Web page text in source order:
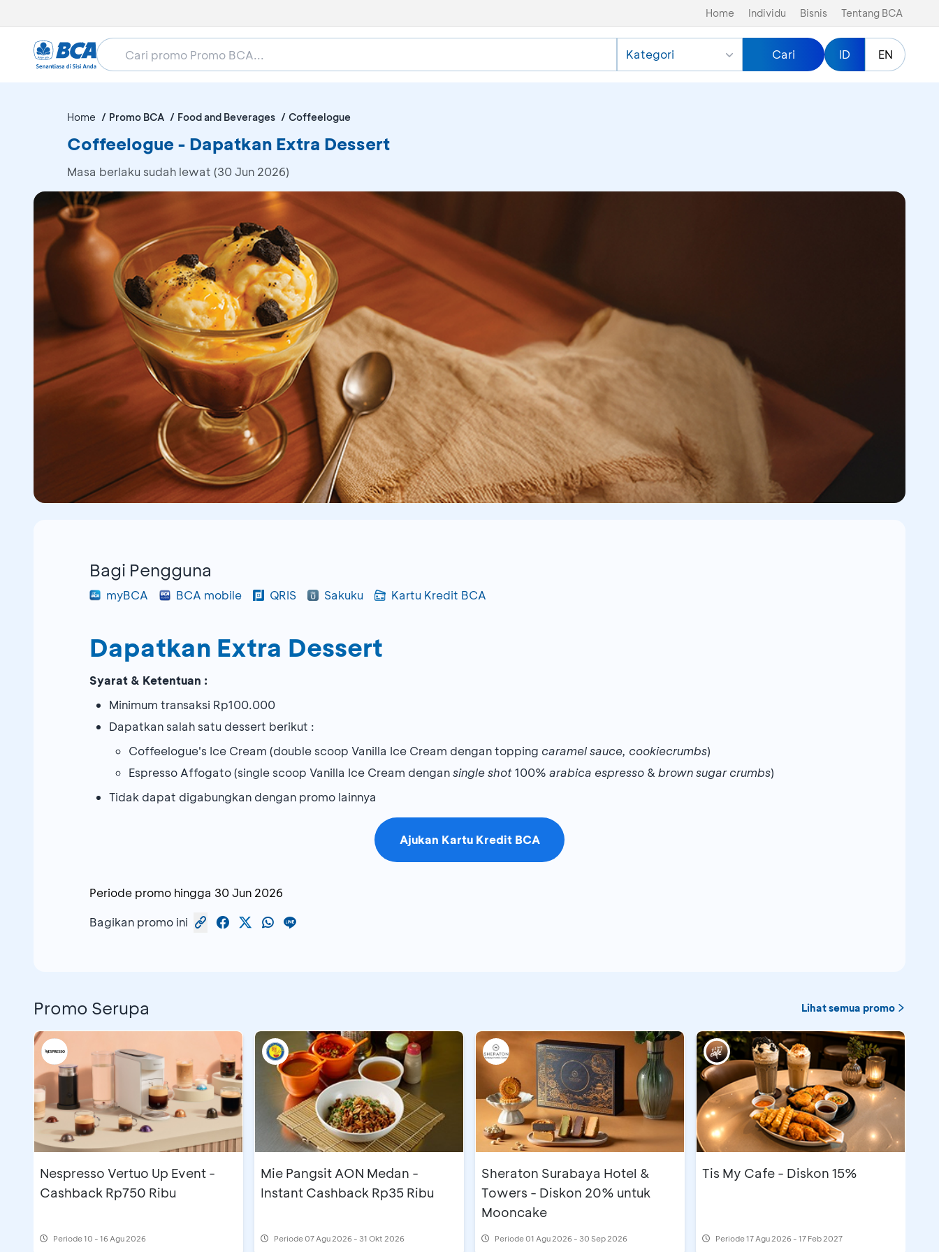
Home Individu Bisnis Tentang BCA
Kategori Cari ID EN
Home Promo BCA Food and Beverages Coffeelogue
Coffeelogue - Dapatkan Extra Dessert
Masa berlaku sudah lewat (30 Jun 2026)
Bagi Pengguna
myBCA BCA mobile QRIS Sakuku Kartu Kredit BCA
Dapatkan Extra Dessert
Syarat & Ketentuan :
Minimum transaksi Rp100.000
Dapatkan salah satu dessert berikut :
Coffeelogue's Ice Cream (double scoop Vanilla Ice Cream dengan topping caramel sauce, cookiecrumbs)
Espresso Affogato (single scoop Vanilla Ice Cream dengansingle shot100% arabica espresso & brown sugar crumbs)
Tidak dapat digabungkan dengan promo lainnya
Ajukan Kartu Kredit BCA
Periode promo hingga 30 Jun 2026
Bagikan promo ini
Promo Serupa Lihat semua promo
Nespresso Vertuo Up Event -
Cashback Rp750 Ribu
Periode10 - 16 Agu 2026
Mie Pangsit AON Medan -
Instant Cashback Rp35 Ribu
Periode07 Agu 2026 - 31 Okt 2026
Sheraton Surabaya Hotel &
Towers - Diskon 20% untuk
Mooncake
Periode01 Agu 2026 - 30 Sep 2026
Tis My Cafe - Diskon 15%
Periode17 Agu 2026 - 17 Feb 2027